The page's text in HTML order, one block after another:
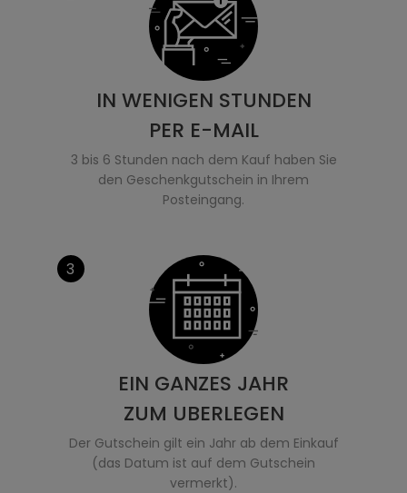
IN WENIGEN STUNDEN
PER E-MAIL
3 bis 6 Stunden nach dem Kauf haben Sie
den Geschenkgutschein in Ihrem
Posteingang.
3
EIN GANZES JAHR
ZUM UBERLEGEN
Der Gutschein gilt ein Jahr ab dem Einkauf
(das Datum ist auf dem Gutschein
vermerkt).